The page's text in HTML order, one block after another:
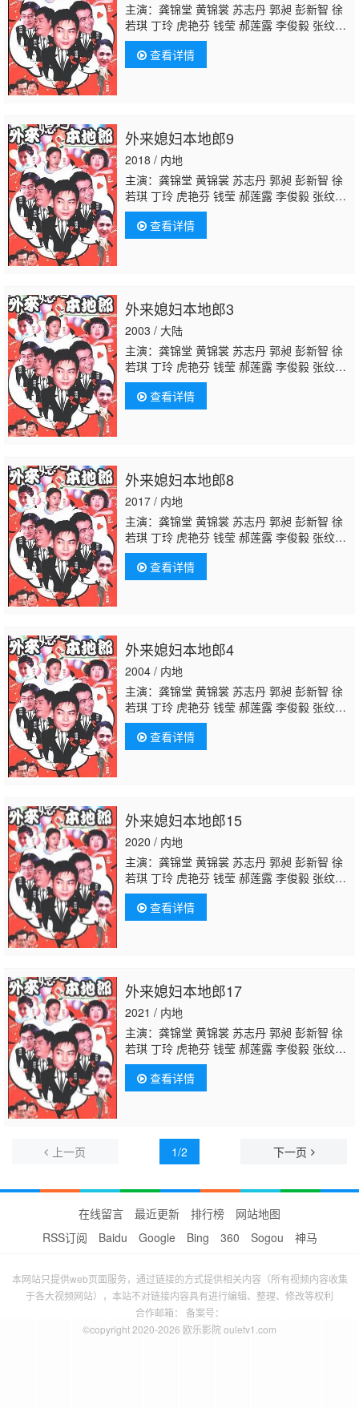
主演：龚锦堂 黄锦裳 苏志丹 郭昶 彭新智 徐
若琪 丁玲 虎艳芬 钱莹 郝莲露 李俊毅 张纹
博 何文茵 王辰 谢恩 毛琳 林星云
萍 马小倩 陈坚雄 黄俊英 舒力生 吴苏妹 张和
平 邝祖乐 刘涛 周小镔 黄慧颐 潘结
查看详情
外来媳妇本地郎9
2018 / 内地
主演：龚锦堂 黄锦裳 苏志丹 郭昶 彭新智 徐
若琪 丁玲 虎艳芬 钱莹 郝莲露 李俊毅 张纹
博 何文茵 王辰 谢恩 毛琳 林星云
萍 马小倩 陈坚雄 黄俊英 舒力生 吴苏妹 张和
平 邝祖乐 刘涛 周小镔 黄慧颐 潘结
查看详情
外来媳妇本地郎3
2003 / 大陆
主演：龚锦堂 黄锦裳 苏志丹 郭昶 彭新智 徐
若琪 丁玲 虎艳芬 钱莹 郝莲露 李俊毅 张纹
博 何文茵 王辰 谢恩 毛琳 林星云
萍 马小倩 陈坚雄 黄俊英 舒力生 吴苏妹 张和
平 邝祖乐 刘涛 周小镔 黄慧颐 潘结
查看详情
外来媳妇本地郎8
2017 / 内地
主演：龚锦堂 黄锦裳 苏志丹 郭昶 彭新智 徐
若琪 丁玲 虎艳芬 钱莹 郝莲露 李俊毅 张纹
博 何文茵 王辰 谢恩 毛琳 林星云
萍 马小倩 陈坚雄 黄俊英 舒力生 吴苏妹 张和
平 邝祖乐 刘涛 周小镔 黄慧颐 潘结
查看详情
外来媳妇本地郎4
2004 / 内地
主演：龚锦堂 黄锦裳 苏志丹 郭昶 彭新智 徐
若琪 丁玲 虎艳芬 钱莹 郝莲露 李俊毅 张纹
博 何文茵 王辰 谢恩 毛琳 林星云
萍 马小倩 陈坚雄 黄俊英 舒力生 吴苏妹 张和
平 邝祖乐 刘涛 周小镔 黄慧颐 潘结
查看详情
外来媳妇本地郎15
2020 / 内地
主演：龚锦堂 黄锦裳 苏志丹 郭昶 彭新智 徐
若琪 丁玲 虎艳芬 钱莹 郝莲露 李俊毅 张纹
博 何文茵 王辰 谢恩 毛琳 林星云
萍 马小倩 陈坚雄 黄俊英 舒力生 吴苏妹 张和
平 邝祖乐 刘涛 周小镔 黄慧颐 潘结
查看详情
外来媳妇本地郎17
2021 / 内地
主演：龚锦堂 黄锦裳 苏志丹 郭昶 彭新智 徐
若琪 丁玲 虎艳芬 钱莹 郝莲露 李俊毅 张纹
博 何文茵 王辰 谢恩 毛琳 林星云
萍 马小倩 陈坚雄 黄俊英 舒力生 吴苏妹 张和
平 邝祖乐 刘涛 周小镔 黄慧颐 潘结
查看详情
上一页 1/2 下一页
在线留言 最近更新 排行榜
网站地图
RSS订阅
Baidu Google Bing 360 Sogou 神马
本网站只提供web页面服务，通过链接的方式提供相关内容（所有视频内容收集
于各大视频网站），本站不对链接内容具有进行编辑、整理、修改等权利
合作邮箱： 备案号：
©copyright 2020-2026 欧乐影院 ouletv1.com